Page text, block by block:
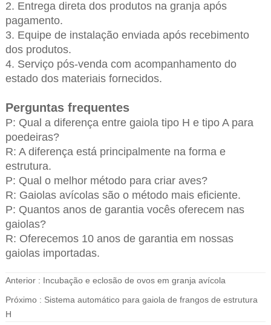
2. Entrega direta dos produtos na granja após
pagamento.
3. Equipe de instalação enviada após recebimento
dos produtos.
4. Serviço pós-venda com acompanhamento do
estado dos materiais fornecidos.
Perguntas frequentes
P: Qual a diferença entre gaiola tipo H e tipo A para
poedeiras?
R: A diferença está principalmente na forma e
estrutura.
P: Qual o melhor método para criar aves?
R: Gaiolas avícolas são o método mais eficiente.
P: Quantos anos de garantia vocês oferecem nas
gaiolas?
R: Oferecemos 10 anos de garantia em nossas
gaiolas importadas.
Anterior : Incubação e eclosão de ovos em granja avícola
Próximo : Sistema automático para gaiola de frangos de estrutura
H